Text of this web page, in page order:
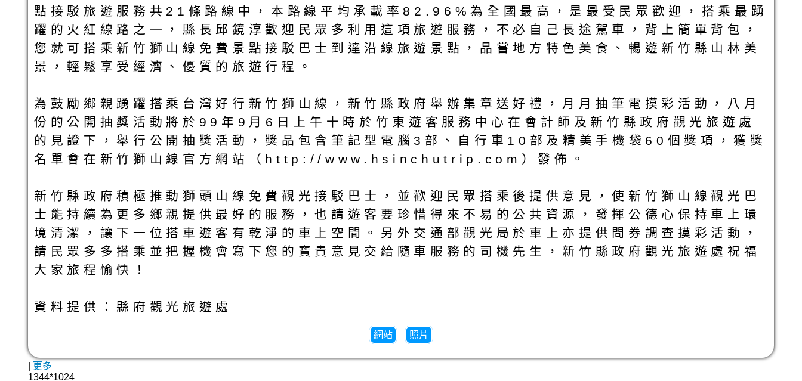
點接駁旅遊服務共21條路線中，本路線平均承載率82.96%為全國最高，是最受民眾歡迎，搭乘最踴
躍的火紅線路之一，縣長邱鏡淳歡迎民眾多利用這項旅遊服務，不必自己長途駕車，背上簡單背包，
您就可搭乘新竹獅山線免費景點接駁巴士到達沿線旅遊景點，品嘗地方特色美食、暢遊新竹縣山林美
景，輕鬆享受經濟、優質的旅遊行程。
為鼓勵鄉親踴躍搭乘台灣好行新竹獅山線，新竹縣政府舉辦集章送好禮，月月抽筆電摸彩活動，八月
份的公開抽獎活動將於99年9月6日上午十時於竹東遊客服務中心在會計師及新竹縣政府觀光旅遊處
的見證下，舉行公開抽獎活動，獎品包含筆記型電腦3部、自行車10部及精美手機袋60個獎項，獲獎
名單會在新竹獅山線官方網站（http://www.hsinchutrip.com）發佈。
新竹縣政府積極推動獅頭山線免費觀光接駁巴士，並歡迎民眾搭乘後提供意見，使新竹獅山線觀光巴
士能持續為更多鄉親提供最好的服務，也請遊客要珍惜得來不易的公共資源，發揮公德心保持車上環
境清潔，讓下一位搭車遊客有乾淨的車上空間。另外交通部觀光局於車上亦提供問券調查摸彩活動，
請民眾多多搭乘並把握機會寫下您的寶貴意見交給隨車服務的司機先生，新竹縣政府觀光旅遊處祝福
大家旅程愉快！
資料提供：縣府觀光旅遊處
網站 照片
更多
1344*1024